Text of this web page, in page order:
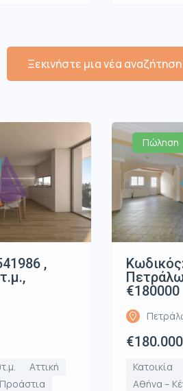
Ξεκινήστε μια νέα αναζήτηση
,
Αττική
Πώληση
€180000
€180.000
Κατοικία
Αθήνα –